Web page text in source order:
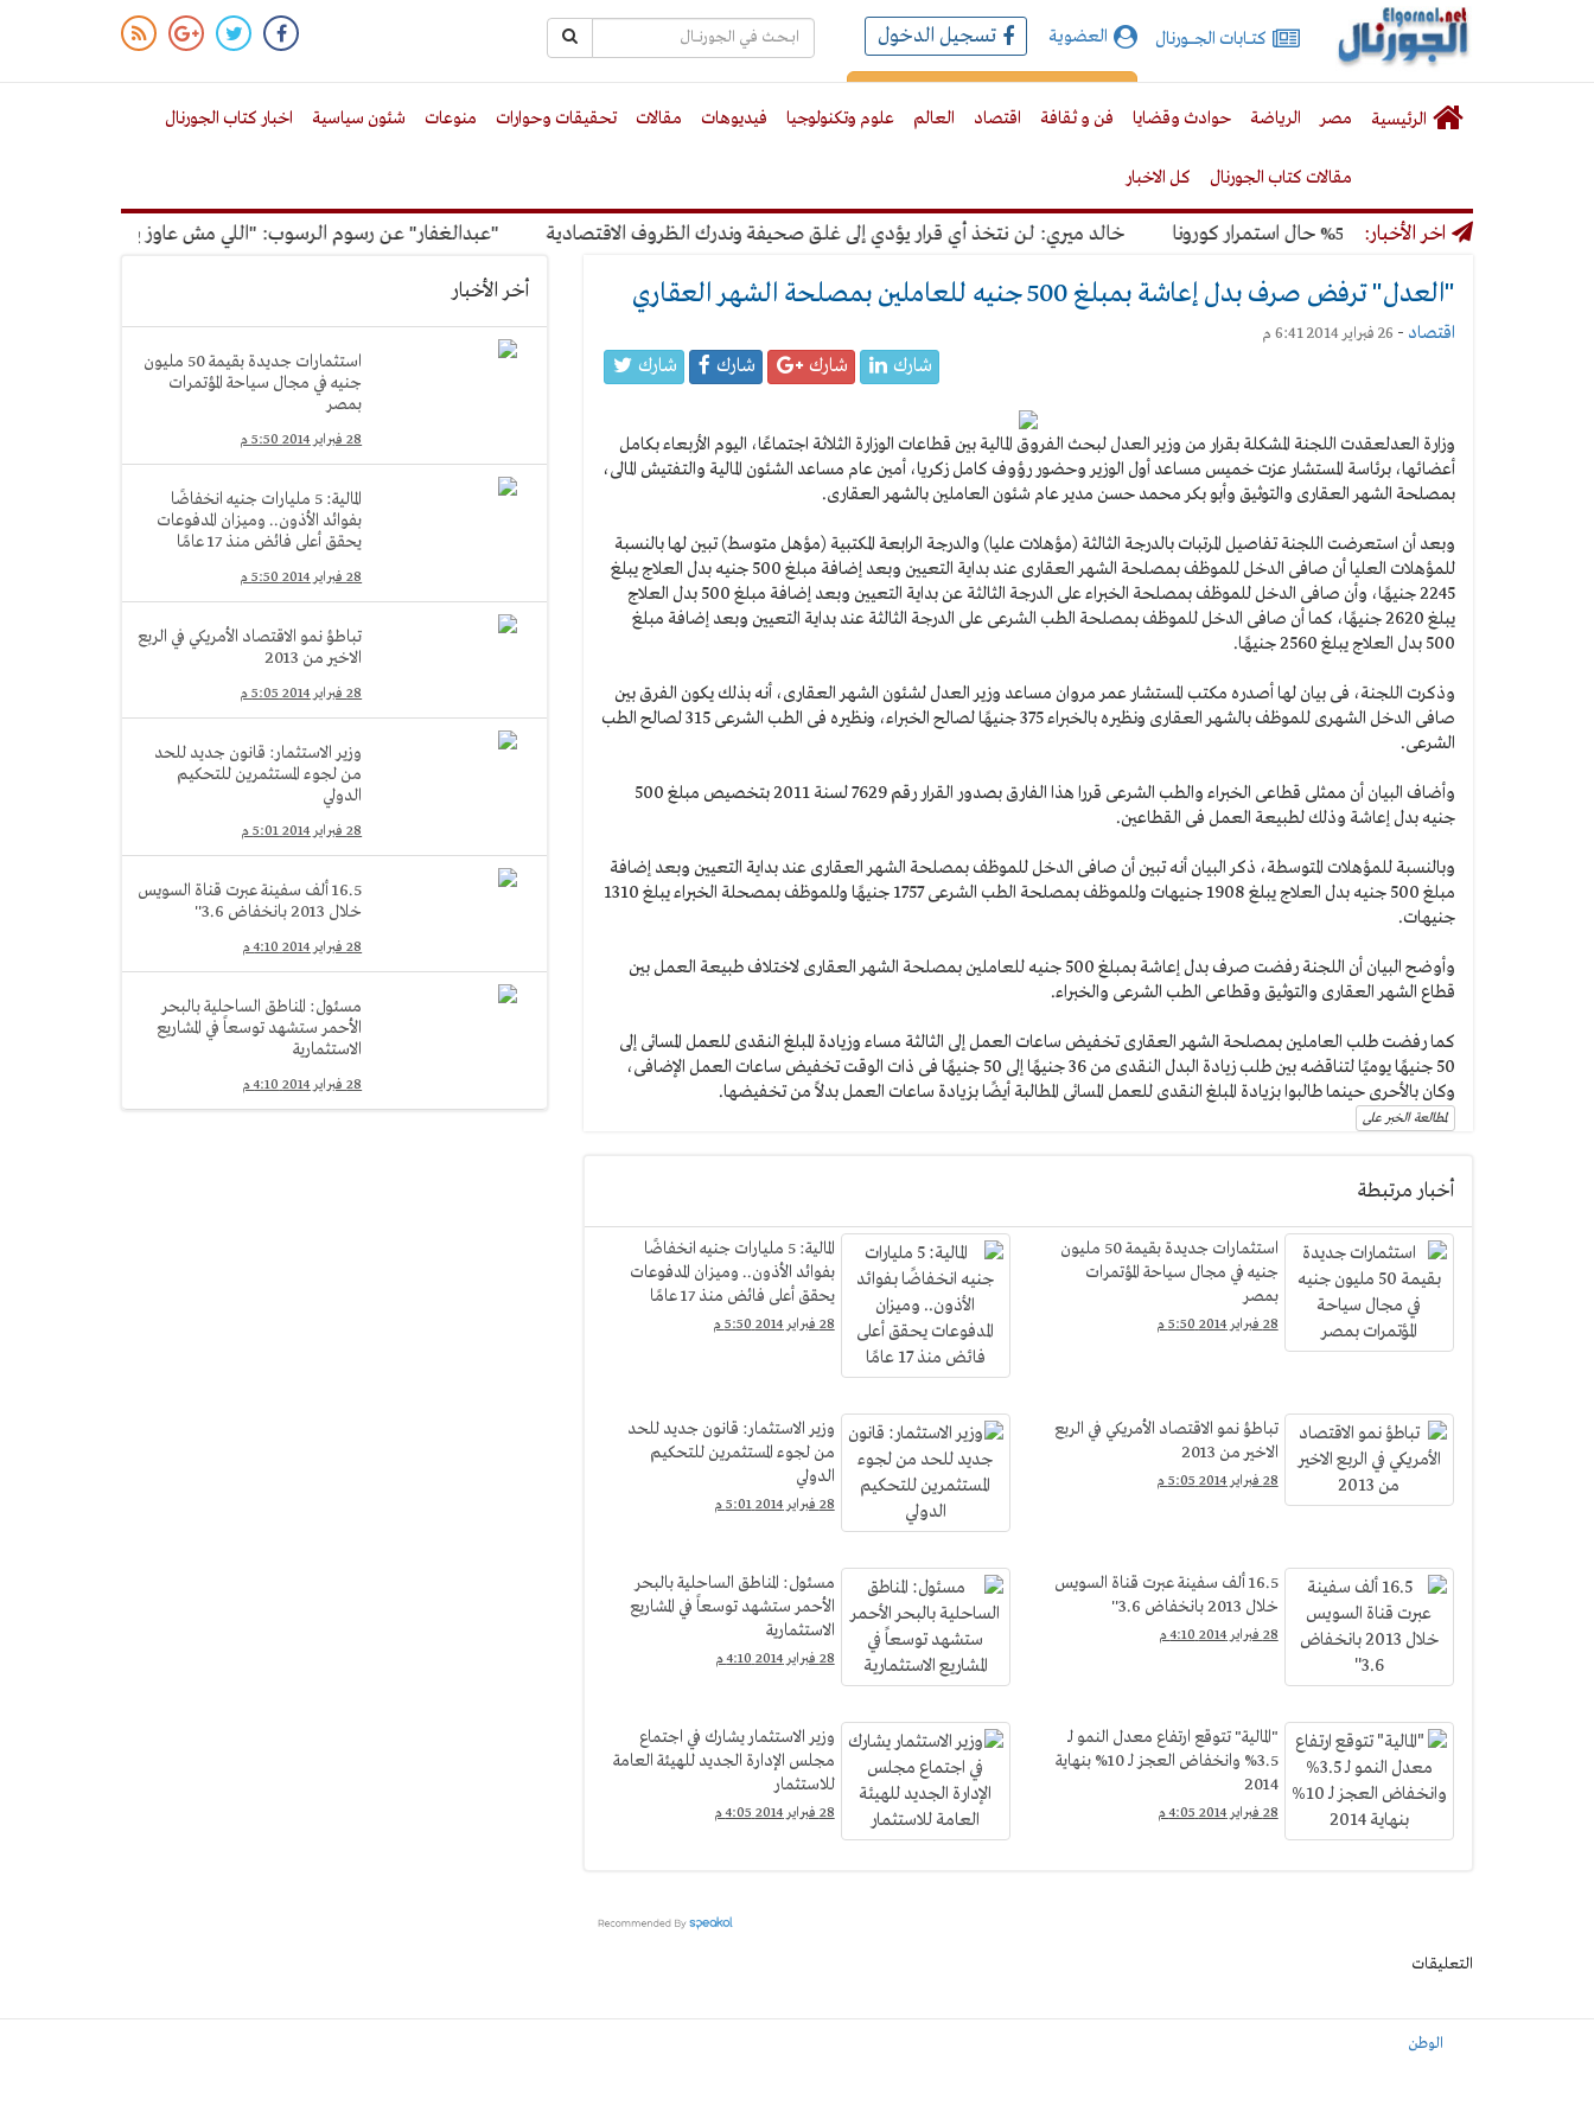
الجورنال
نت
كتـــابات الجـــــورنال العضوية تسجيل الدخول
الرئيسية مصر الرياضة حوادث وقضايا فن و ثقافة اقتصاد العالم علوم وتكنولوجيا فيديوهات مقالات تحقيقات وحوارات منوعات شئون سياسية اخبار كتاب الجورنال
مقالات كتاب الجورنال كل الاخبار
اخر الأخبار:بنسبة 50% حال استمرار كورونا خالد ميري: لن نتخذ أي قرار يؤدي إلى غلق صحيفة وندرك الظروف الاقتصادية "عبدالغفار" عن رسوم الرسوب: "اللي مش عاوز يتعلم ملوش مجانية"
"العدل" ترفض صرف بدل إعاشة بمبلغ 500 جنيه للعاملين بمصلحة الشهر العقاري
اقتصاد - 26 فبراير 2014 6:41 م
شارك شارك شارك شارك
وزارة العدلعقدت اللجنة المشكلة بقرار من وزير العدل لبحث الفروق المالية بين قطاعات الوزارة الثلاثة اجتماعًا، اليوم الأربعاء بكامل
أعضائها، برئاسة المستشار عزت خميس مساعد أول الوزير وحضور رؤوف كامل زكريا، أمين عام مساعد الشئون المالية والتفتيش المالى،
بمصلحة الشهر العقارى والتوثيق وأبو بكر محمد حسن مدير عام شئون العاملين بالشهر العقارى.
وبعد أن استعرضت اللجنة تفاصيل المرتبات بالدرجة الثالثة (مؤهلات عليا) والدرجة الرابعة المكتبية (مؤهل متوسط) تبين لها بالنسبة
للمؤهلات العليا أن صافى الدخل للموظف بمصلحة الشهر العقارى عند بداية التعيين وبعد إضافة مبلغ 500 جنيه بدل العلاج يبلغ
2245 جنيهًا، وأن صافى الدخل للموظف بمصلحة الخبراء على الدرجة الثالثة عن بداية التعيين وبعد إضافة مبلغ 500 بدل العلاج
يبلغ 2620 جنيهًا، كما أن صافى الدخل للموظف بمصلحة الطب الشرعى على الدرجة الثالثة عند بداية التعيين وبعد إضافة مبلغ
500 بدل العلاج يبلغ 2560 جنيهًا.
وذكرت اللجنة، فى بيان لها أصدره مكتب المستشار عمر مروان مساعد وزير العدل لشئون الشهر العقارى، أنه بذلك يكون الفرق بين
صافى الدخل الشهرى للموظف بالشهر العقارى ونظيره بالخبراء 375 جنيهًا لصالح الخبراء، ونظيره فى الطب الشرعى 315 لصالح الطب
الشرعى.
وأضاف البيان أن ممثلى قطاعى الخبراء والطب الشرعى قررا هذا الفارق بصدور القرار رقم 7629 لسنة 2011 بتخصيص مبلغ 500
جنيه بدل إعاشة وذلك لطبيعة العمل فى القطاعين.
وبالنسبة للمؤهلات المتوسطة، ذكر البيان أنه تبين أن صافى الدخل للموظف بمصلحة الشهر العقارى عند بداية التعيين وبعد إضافة
مبلغ 500 جنيه بدل العلاج يبلغ 1908 جنيهات وللموظف بمصلحة الطب الشرعى 1757 جنيهًا وللموظف بمصحلة الخبراء يبلغ 1310
جنيهات.
وأوضح البيان أن اللجنة رفضت صرف بدل إعاشة بمبلغ 500 جنيه للعاملين بمصلحة الشهر العقارى لاختلاف طبيعة العمل بين
قطاع الشهر العقارى والتوثيق وقطاعى الطب الشرعى والخبراء.
كما رفضت طلب العاملين بمصلحة الشهر العقارى تخفيض ساعات العمل إلى الثالثة مساء وزيادة المبلغ النقدى للعمل المسائى إلى
50 جنيهًا يوميًا لتناقضه بين طلب زيادة البدل النقدى من 36 جنيهًا إلى 50 جنيهًا فى ذات الوقت تخفيض ساعات العمل الإضافى،
وكان بالأحرى حينما طالبوا بزيادة المبلغ النقدى للعمل المسائى المطالبة أيضًا بزيادة ساعات العمل بدلاً من تخفيضها.
لمطالعة الخبر على
أخبار مرتبطة
استثمارات جديدة بقيمة 50 مليون
جنيه في مجال سياحة المؤتمرات
بمصر
28 فبراير 2014 5:50 م
المالية: 5 مليارات جنيه انخفاضًا
بفوائد الأذون.. وميزان المدفوعات
يحقق أعلى فائض منذ 17 عامًا
28 فبراير 2014 5:50 م
تباطؤ نمو الاقتصاد الأمريكي في الربع
الاخير من 2013
28 فبراير 2014 5:05 م
وزير الاستثمار: قانون جديد للحد
من لجوء المستثمرين للتحكيم
الدولي
28 فبراير 2014 5:01 م
16.5 ألف سفينة عبرت قناة السويس
خلال 2013 بانخفاض 3.6''
28 فبراير 2014 4:10 م
مسئول: المناطق الساحلية بالبحر
الأحمر ستشهد توسعاً في المشاريع
الاستثمارية
28 فبراير 2014 4:10 م
"المالية" تتوقع ارتفاع معدل النمو لـ
3.5% وانخفاض العجز لـ 10% بنهاية
2014
28 فبراير 2014 4:05 م
وزير الاستثمار يشارك في اجتماع
مجلس الإدارة الجديد للهيئة العامة
للاستثمار
28 فبراير 2014 4:05 م
أخر الأخبار
استثمارات جديدة بقيمة 50 مليون
جنيه في مجال سياحة المؤتمرات
بمصر
28 فبراير 2014 5:50 م
المالية: 5 مليارات جنيه انخفاضًا
بفوائد الأذون.. وميزان المدفوعات
يحقق أعلى فائض منذ 17 عامًا
28 فبراير 2014 5:50 م
تباطؤ نمو الاقتصاد الأمريكي في الربع
الاخير من 2013
28 فبراير 2014 5:05 م
وزير الاستثمار: قانون جديد للحد
من لجوء المستثمرين للتحكيم
الدولي
28 فبراير 2014 5:01 م
16.5 ألف سفينة عبرت قناة السويس
خلال 2013 بانخفاض 3.6''
28 فبراير 2014 4:10 م
مسئول: المناطق الساحلية بالبحر
الأحمر ستشهد توسعاً في المشاريع
الاستثمارية
28 فبراير 2014 4:10 م
التعليقات
الوطن